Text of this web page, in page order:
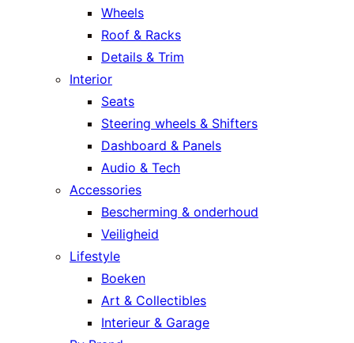
Wheels
Roof & Racks
Details & Trim
Interior
Seats
Steering wheels & Shifters
Dashboard & Panels
Audio & Tech
Accessories
Bescherming & onderhoud
Veiligheid
Lifestyle
Boeken
Art & Collectibles
Interieur & Garage